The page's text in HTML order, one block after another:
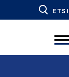
ETSI